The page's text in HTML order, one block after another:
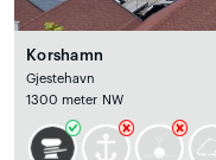
Korshamn
Gjestehavn
1300 meter NW